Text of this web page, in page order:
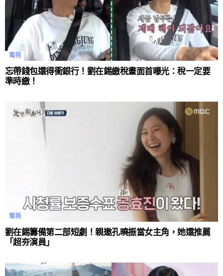
電視
忘帶錢包還得衝銀行！劉在錫繳稅畫面首曝光：稅一定要
準時繳！
電視
劉在錫籌備第二部短劇！親邀孔曉振當女主角，她還推薦
「超夯演員」